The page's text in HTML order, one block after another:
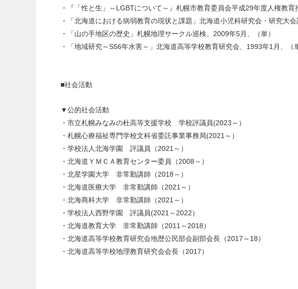
・『「性と生」～LGBTについて～』札幌市教育委員会平成29年度人権教
・「北海道における病弱教育の現状と課題」北海道小児科研究会・研究大会
・「山の手地区の歴史」札幌地理サークル巡検、2009年5月、（単）
・「地域研究～S56年水害～」北海道高等学校教育研究会、1993年1月、（
■社会活動
▼公的社会活動
・市立札幌みなみの杜高等支援学校 学校評議員(2023～）
・札幌心療福祉専門学校文科省委託事業事務局(2021～）
・学校法人北海学園 評議員（2021～）
・北海道ＹＭＣＡ教育センター委員（2008～）
・北星学園大学 非常勤講師（2018～）
・北海道医療大学 非常勤講師（2021～）
・北海商科大学 非常勤講師（2021～）
・学校法人西野学園 評議員(2021～2022）
・北海道教育大学 非常勤講師（2011～2018）
・北海道高等学校教育研究会地歴公民部会副部会長（2017～18）
・北海道高等学校地理教育研究会会長（2017）